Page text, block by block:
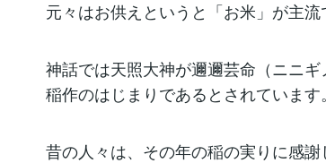
元々はお供えというと「お米」が主流
神話では天照大神が邇邇芸命（ニニ
稲作のはじまりであるとされています。
昔の人々は、その年の稲の実りに感